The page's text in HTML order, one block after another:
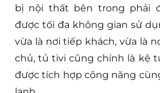
bị nội thất bên trong phải
được tối đa không gian sử
vừa là nơi tiếp khách, vừa là
chủ, tủ tivi cũng chính là kệ
được tích hợp công năng